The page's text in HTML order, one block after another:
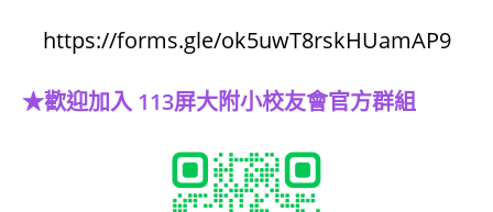
https://forms.gle/ok5uwT8rskHUamAP9
★歡迎加入 113屏大附小校友會官方群組